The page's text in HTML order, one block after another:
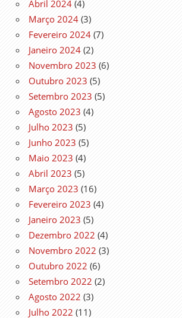
Abril 2024 (4)
Março 2024 (3)
Fevereiro 2024 (7)
Janeiro 2024 (2)
Novembro 2023 (6)
Outubro 2023 (5)
Setembro 2023 (5)
Agosto 2023 (4)
Julho 2023 (5)
Junho 2023 (5)
Maio 2023 (4)
Abril 2023 (5)
Março 2023 (16)
Fevereiro 2023 (4)
Janeiro 2023 (5)
Dezembro 2022 (4)
Novembro 2022 (3)
Outubro 2022 (6)
Setembro 2022 (2)
Agosto 2022 (3)
Julho 2022 (11)